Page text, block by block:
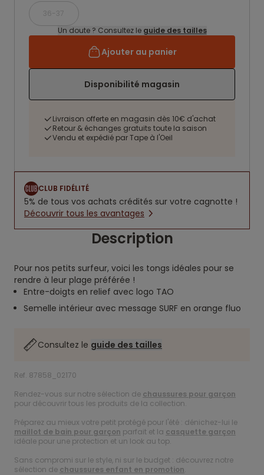
36-37
Un doute ? Consultez le guide des tailles
Ajouter au panier
Disponibilité magasin
Livraison offerte en magasin dès 10€ d'achat
Retour & échanges gratuits toute la saison
Vendu et expédié par Tape à l'Oeil
CLUB FIDÉLITÉ
5% de tous vos achats crédités sur votre cagnotte !
Découvrir tous les avantages
Description
Pour nos petits surfeur, voici les tongs idéales pour se
rendre à leur plage préférée !
Entre-doigts en relief avec logo TAO
Semelle intérieur avec message SURF en orange fluo
Consultez le guide des tailles
Ref. 87858_02170
Rendez-vous sur notre sélection de chaussures pour garçon
pour découvrir tous les produits de la collection.
Préparez au mieux votre petit protégé pour l'été : dénichez-lui le
maillot de bain pour garçon parfait et la casquette garçon
idéale pour une protection et un look au top.
Sans compromi sur le style, ni sur le budget : découvrez notre
sélection de chaussures enfant en promotion.